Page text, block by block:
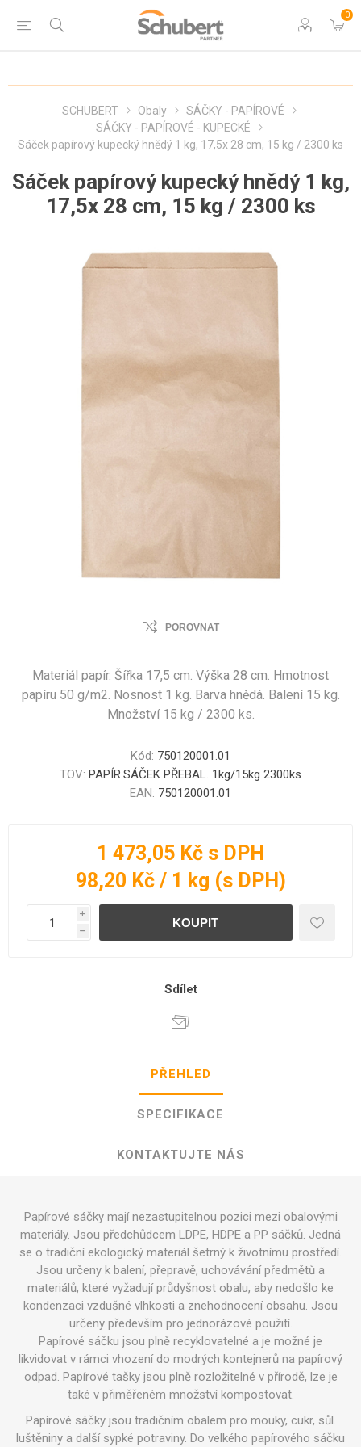
0
SCHUBERT Obaly
SÁČKY - PAPÍROVÉ
SÁČKY - PAPÍROVÉ - KUPECKÉ
Sáček papírový kupecký hnědý 1 kg, 17,5x 28 cm, 15 kg / 2300 ks
Sáček papírový kupecký hnědý 1 kg,
17,5x 28 cm, 15 kg / 2300 ks
POROVNAT
Materiál papír. Šířka 17,5 cm. Výška 28 cm. Hmotnost
papíru 50 g/m2. Nosnost 1 kg. Barva hnědá. Balení 15 kg.
Množství 15 kg / 2300 ks.
Kód: 750120001.01
TOV: PAPÍR.SÁČEK PŘEBAL. 1kg/15kg 2300ks
EAN: 750120001.01
1 473,05 Kč s DPH
98,20 Kč / 1 kg (s DPH)
i
h
Sdílet
PŘEHLED
SPECIFIKACE
KONTAKTUJTE NÁS
Papírové sáčky mají nezastupitelnou pozici mezi obalovými
materiály. Jsou předchůdcem LDPE, HDPE a PP sáčků. Jedná
se o tradiční ekologický materiál šetrný k životnímu prostředí.
Jsou určeny k balení, přepravě, uchovávání předmětů a
materiálů, které vyžadují průdyšnost obalu, aby nedošlo ke
kondenzaci vzdušné vlhkosti a znehodnocení obsahu. Jsou
určeny především pro jednorázové použití.
Papírové sáčku jsou plně recyklovatelné a je možné je
likvidovat v rámci vhození do modrých kontejnerů na papírový
odpad. Papírové tašky jsou plně rozložitelné v přírodě, lze je
také v přiměřeném množství kompostovat.
Papírové sáčky jsou tradičním obalem pro mouky, cukr, sůl.
luštěniny a další sypké potraviny. Do velkého papírového sáčku